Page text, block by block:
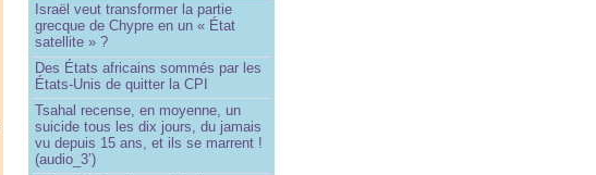
Israël veut transformer la partie
grecque de Chypre en un « État
satellite » ?
Des États africains sommés par les
États-Unis de quitter la CPI
Tsahal recense, en moyenne, un
suicide tous les dix jours, du jamais
vu depuis 15 ans, et ils se marrent !
(audio_3’)